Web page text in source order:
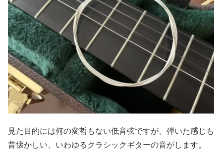
見た目的には何の変哲もない低音弦ですが、弾いた感じも
昔懐かしい、いわゆるクラシックギターの音がします。